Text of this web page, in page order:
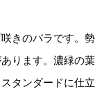
きのバラです。勢
ります。濃緑の葉
タンダードに仕立